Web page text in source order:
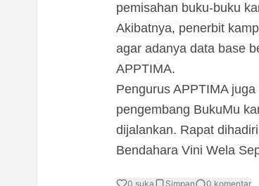
pemisahan buku-buku
Akibatnya, penerbit
agar adanya data base
APPTIMA.
Pengurus APPTIMA
pengembang BukuMu
dijalankan. Rapat
Bendahara Vini Wela
0 suka Simpan 0 komentar